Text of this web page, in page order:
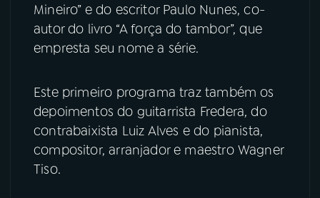
Mineiro” e do escritor Paulo Nunes, co-
autor do livro “A força do tambor”, que
empresta seu nome a série.
Este primeiro programa traz também os
depoimentos do guitarrista Fredera, do
contrabaixista Luiz Alves e do pianista,
compositor, arranjador e maestro Wagner
Tiso.